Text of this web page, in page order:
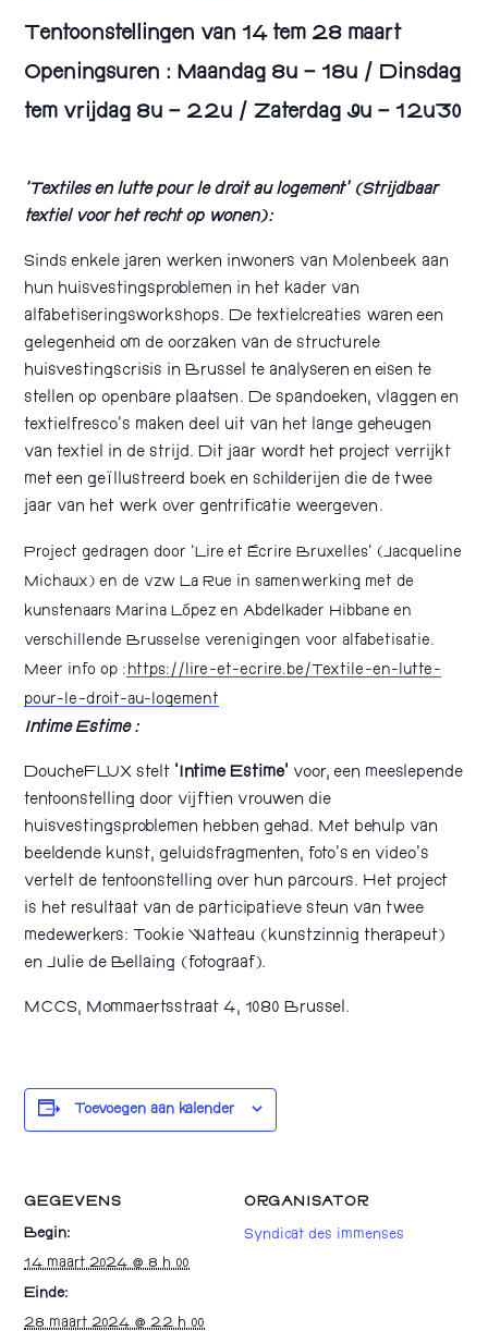
Tentoonstellingen van 14 tem 28 maart
Openingsuren : Maandag 8u – 18u / Dinsdag
tem vrijdag 8u – 22u / Zaterdag 9u – 12u30
‘Textiles en lutte pour le droit au logement’ (Strijdbaar
textiel voor het recht op wonen):
Sinds enkele jaren werken inwoners van Molenbeek aan
hun huisvestingsproblemen in het kader van
alfabetiseringsworkshops. De textielcreaties waren een
gelegenheid om de oorzaken van de structurele
huisvestingscrisis in Brussel te analyseren en eisen te
stellen op openbare plaatsen. De spandoeken, vlaggen en
textielfresco’s maken deel uit van het lange geheugen
van textiel in de strijd. Dit jaar wordt het project verrijkt
met een geïllustreerd boek en schilderijen die de twee
jaar van het werk over gentrificatie weergeven.
Project gedragen door ‘Lire et Écrire Bruxelles’ (Jacqueline
Michaux) en de vzw La Rue in samenwerking met de
kunstenaars Marina López en Abdelkader Hibbane en
verschillende Brusselse verenigingen voor alfabetisatie.
Meer info op : https://lire-et-ecrire.be/Textile-en-lutte-
pour-le-droit-au-logement
Intime Estime :
DoucheFLUX stelt ‘Intime Estime’ voor, een meeslepende
tentoonstelling door vijftien vrouwen die
huisvestingsproblemen hebben gehad. Met behulp van
beeldende kunst, geluidsfragmenten, foto’s en video’s
vertelt de tentoonstelling over hun parcours. Het project
is het resultaat van de participatieve steun van twee
medewerkers: Tookie Watteau (kunstzinnig therapeut)
en Julie de Bellaing (fotograaf).
MCCS, Mommaertsstraat 4, 1080 Brussel.
Toevoegen aan kalender
GEGEVENS
Begin:
14 maart 2024 @ 8 h 00
Einde:
28 maart 2024 @ 22 h 00
ORGANISATOR
Syndicat des immenses